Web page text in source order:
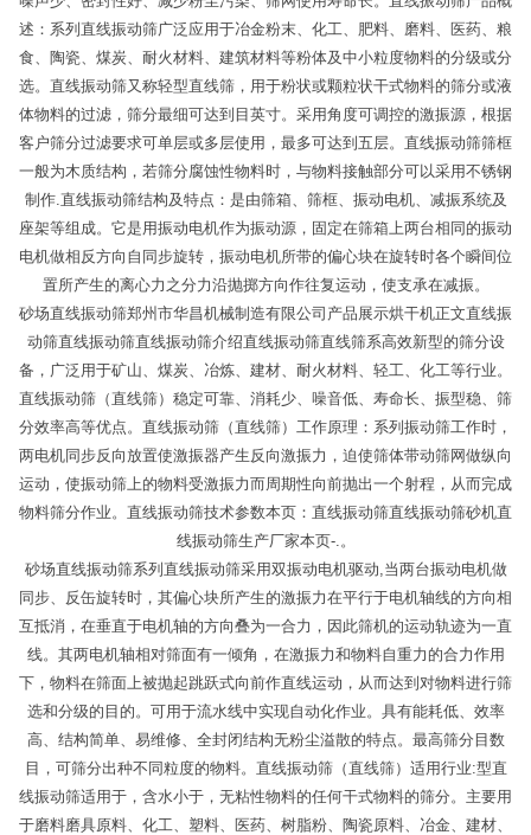
述：系列直线振动筛广泛应用于冶金粉末、化工、肥料、磨料、医药、粮
食、陶瓷、煤炭、耐火材料、建筑材料等粉体及中小粒度物料的分级或分
选。直线振动筛又称轻型直线筛，用于粉状或颗粒状干式物料的筛分或液
体物料的过滤，筛分最细可达到目英寸。采用角度可调控的激振源，根据
客户筛分过滤要求可单层或多层使用，最多可达到五层。直线振动筛筛框
一般为木质结构，若筛分腐蚀性物料时，与物料接触部分可以采用不锈钢
制作.直线振动筛结构及特点：是由筛箱、筛框、振动电机、减振系统及
座架等组成。它是用振动电机作为振动源，固定在筛箱上两台相同的振动
电机做相反方向自同步旋转，振动电机所带的偏心块在旋转时各个瞬间位
置所产生的离心力之分力沿抛掷方向作往复运动，使支承在减振。
砂场直线振动筛郑州市华昌机械制造有限公司产品展示烘干机正文直线振
动筛直线振动筛直线振动筛介绍直线振动筛直线筛系高效新型的筛分设
备，广泛用于矿山、煤炭、冶炼、建材、耐火材料、轻工、化工等行业。
直线振动筛（直线筛）稳定可靠、消耗少、噪音低、寿命长、振型稳、筛
分效率高等优点。直线振动筛（直线筛）工作原理：系列振动筛工作时，
两电机同步反向放置使激振器产生反向激振力，迫使筛体带动筛网做纵向
运动，使振动筛上的物料受激振力而周期性向前抛出一个射程，从而完成
物料筛分作业。直线振动筛技术参数本页：直线振动筛直线振动筛砂机直
线振动筛生产厂家本页-.。
砂场直线振动筛系列直线振动筛采用双振动电机驱动,当两台振动电机做
同步、反缶旋转时，其偏心块所产生的激振力在平行于电机轴线的方向相
互抵消，在垂直于电机轴的方向叠为一合力，因此筛机的运动轨迹为一直
线。其两电机轴相对筛面有一倾角，在激振力和物料自重力的合力作用
下，物料在筛面上被抛起跳跃式向前作直线运动，从而达到对物料进行筛
选和分级的目的。可用于流水线中实现自动化作业。具有能耗低、效率
高、结构简单、易维修、全封闭结构无粉尘溢散的特点。最高筛分目数
目，可筛分出种不同粒度的物料。直线振动筛（直线筛）适用行业:型直
线振动筛适用于，含水小于，无粘性物料的任何干式物料的筛分。主要用
于磨料磨具原料、化工、塑料、医药、树脂粉、陶瓷原料、冶金、建材、